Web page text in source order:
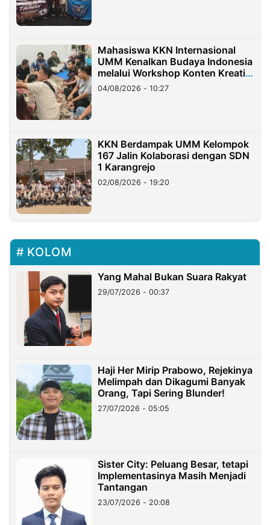
Mahasiswa KKN Internasional
UMM Kenalkan Budaya Indonesia
melalui Workshop Konten Kreatif
di Taiwan
04/08/2026 - 10:27
KKN Berdampak UMM Kelompok
167 Jalin Kolaborasi dengan SDN
1 Karangrejo
02/08/2026 - 19:20
KOLOM
Yang Mahal Bukan Suara Rakyat
29/07/2026 - 00:37
Haji Her Mirip Prabowo, Rejekinya
Melimpah dan Dikagumi Banyak
Orang, Tapi Sering Blunder!
27/07/2026 - 05:05
Sister City: Peluang Besar, tetapi
Implementasinya Masih Menjadi
Tantangan
23/07/2026 - 20:08